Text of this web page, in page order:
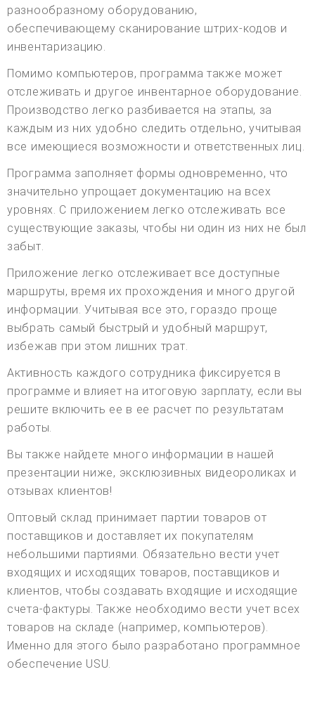
разнообразному оборудованию,
обеспечивающему сканирование штрих-кодов и
инвентаризацию.
Помимо компьютеров, программа также может
отслеживать и другое инвентарное оборудование.
Производство легко разбивается на этапы, за
каждым из них удобно следить отдельно, учитывая
все имеющиеся возможности и ответственных лиц.
Программа заполняет формы одновременно, что
значительно упрощает документацию на всех
уровнях. С приложением легко отслеживать все
существующие заказы, чтобы ни один из них не был
забыт.
Приложение легко отслеживает все доступные
маршруты, время их прохождения и много другой
информации. Учитывая все это, гораздо проще
выбрать самый быстрый и удобный маршрут,
избежав при этом лишних трат.
Активность каждого сотрудника фиксируется в
программе и влияет на итоговую зарплату, если вы
решите включить ее в ее расчет по результатам
работы.
Вы также найдете много информации в нашей
презентации ниже, эксклюзивных видеороликах и
отзывах клиентов!
Оптовый склад принимает партии товаров от
поставщиков и доставляет их покупателям
небольшими партиями. Обязательно вести учет
входящих и исходящих товаров, поставщиков и
клиентов, чтобы создавать входящие и исходящие
счета-фактуры. Также необходимо вести учет всех
товаров на складе (например, компьютеров).
Именно для этого было разработано программное
обеспечение USU.